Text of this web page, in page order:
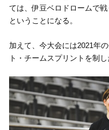
ては、伊豆ベロドロームで
ということになる。
加えて、今大会には2021年
ト・チームスプリントを制